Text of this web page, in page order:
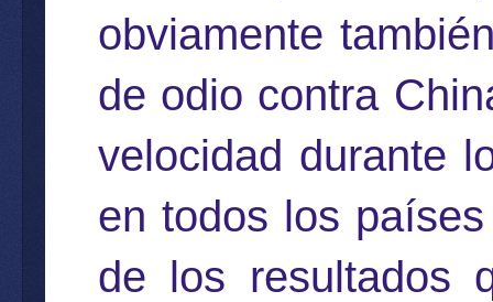
obviamente
de odio contra
velocidad durante
en todos los
de los resultados